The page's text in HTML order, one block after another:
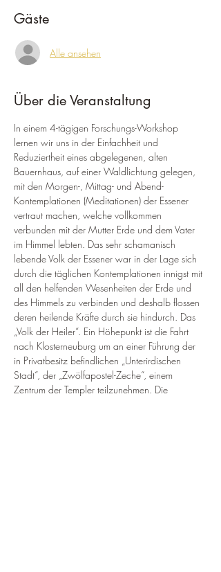
Gäste
Alle ansehen
Über die Veranstaltung
In einem 4-tägigen Forschungs-Workshop
lernen wir uns in der Einfachheit und
Reduziertheit eines abgelegenen, alten
Bauernhaus, auf einer Waldlichtung gelegen,
mit den Morgen-, Mittag- und Abend-
Kontemplationen (Meditationen) der Essener
vertraut machen, welche vollkommen
verbunden mit der Mutter Erde und dem Vater
im Himmel lebten. Das sehr schamanisch
lebende Volk der Essener war in der Lage sich
durch die täglichen Kontemplationen innigst mit
all den helfenden Wesenheiten der Erde und
des Himmels zu verbinden und deshalb flossen
deren heilende Kräfte durch sie hindurch. Das
„Volk der Heiler“. Ein Höhepunkt ist die Fahrt
nach Klosterneuburg um an einer Führung der
in Privatbesitz befindlichen „Unterirdischen
Stadt“, der „Zwölfapostel-Zeche“, einem
Zentrum der Templer teilzunehmen. Die